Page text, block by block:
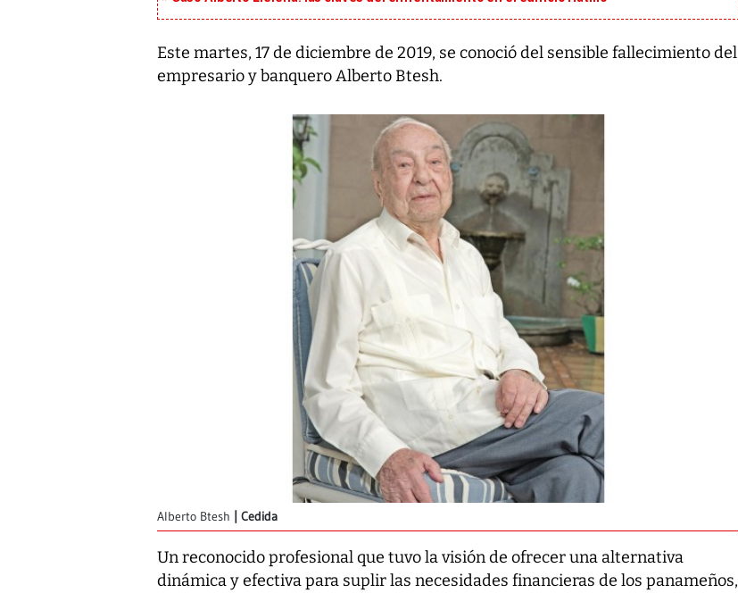
Este martes, 17 de diciembre de 2019, se conoció del sensible fallecimiento del
empresario y banquero Alberto Btesh.
Alberto Btesh Cedida
Un reconocido profesional que tuvo la visión de ofrecer una alternativa
dinámica y efectiva para suplir las necesidades financieras de los panameños,